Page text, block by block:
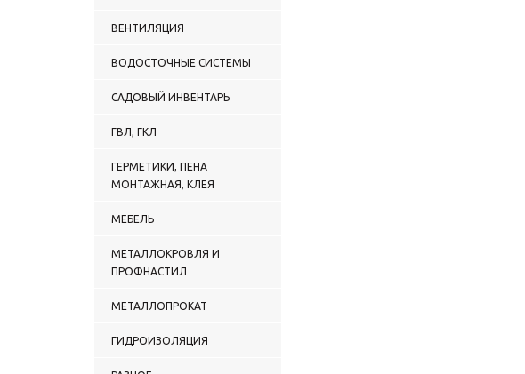
ВЕНТИЛЯЦИЯ
ВОДОСТОЧНЫЕ СИСТЕМЫ
САДОВЫЙ ИНВЕНТАРЬ
ГВЛ, ГКЛ
ГЕРМЕТИКИ, ПЕНА
МОНТАЖНАЯ, КЛЕЯ
МЕБЕЛЬ
МЕТАЛЛОКРОВЛЯ И
ПРОФНАСТИЛ
МЕТАЛЛОПРОКАТ
ГИДРОИЗОЛЯЦИЯ